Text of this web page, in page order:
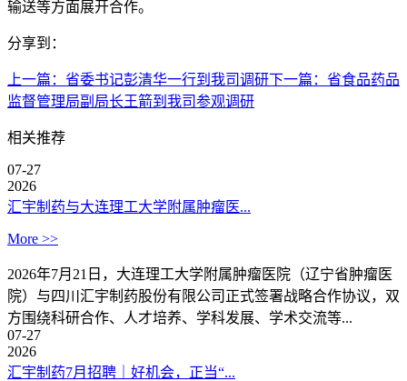
输送等方面展开合作。
分享到：
上一篇： 省委书记彭清华一行到我司调研下一篇： 省食品药品
监督管理局副局长王箭到我司参观调研
相关推荐
07-27
2026
汇宇制药与大连理工大学附属肿瘤医...
More >>
2026年7月21日，大连理工大学附属肿瘤医院（辽宁省肿瘤医
院）与四川汇宇制药股份有限公司正式签署战略合作协议，双
方围绕科研合作、人才培养、学科发展、学术交流等...
07-27
2026
汇宇制药7月招聘｜好机会，正当“...